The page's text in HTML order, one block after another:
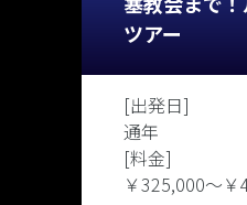
ツアー
[出発日]
通年
[料金]
￥325,000〜